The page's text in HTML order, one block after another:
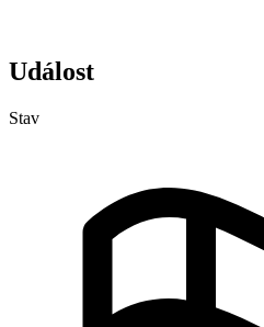
Událost
Stav